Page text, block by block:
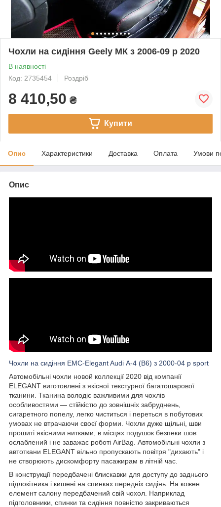
Чохли на сидіння Geely МК з 2006-09 р 2020
В наявності
Код: 2735454
Роздріб
8 410,50 ₴
Купити
Опис Характеристики Доставка Оплата Умови
Опис
Чохли на сидіння EMC-Elegant Audi А-4 (B6) з 2000-04 р sport
Автомобільні чохли новой коллекції 2020 від компанії
ELEGANT виготовлені з якісної текстурної багатошарової
тканини. Тканина володіє важливими для чохлів
особливостями — стійкістю до зовнішніх забруднень,
сигаретного попелу, легко чиститься і переться в побутових
умовах не втрачаючи своєї форми. Чохли дуже щільні, шви
прошиті якісними нитками, в місцях подушок безпеки шов
ослаблений і не заважає роботі AirBag. Автомобільні чохли з
автоткани ELEGANT вільно пропускають повітря "дихають" і
не створюють дискомфорту пасажирам в літній час.
В конструкції передбачені блискавки для доступу до заднього
підлокітника і кишені на спинках передніх сидінь. На кожен
елемент салону передбачений свій чохол. Наприклад
підголовники, спинки та сидіння повністю закриваються